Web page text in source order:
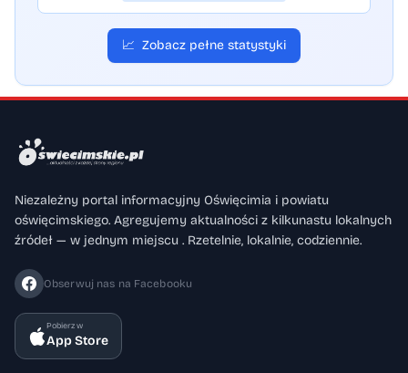
📈 Zobacz pełne statystyki
Niezależny portal informacyjny Oświęcimia i powiatu
oświęcimskiego. Agregujemy aktualności z kilkunastu lokalnych
źródeł — w jednym miejscu . Rzetelnie, lokalnie, codziennie.
Obserwuj nas na Facebooku
Pobierz w
App Store